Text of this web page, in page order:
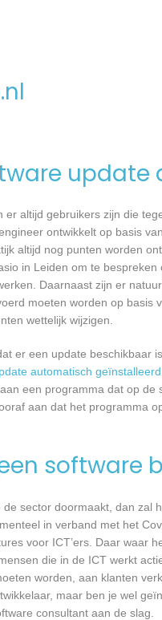
update
altijd gebruikers zijn die
ontwikkelt op basis
altijd nog punten worden
in Leiden om te bespreken
Daarnaast zijn er
moeten worden op basis
wettelijk wijzigen.
er een update beschikbaar
automatisch geïnstalleerd
een programma dat op
aan dat het programma
software
sector doormaakt, dan zal
in verband met het
voor ICT’ers. Daar waar
die in de ICT werkt
worden, aan klanten
maar ben je wel
consultant aan de slag.